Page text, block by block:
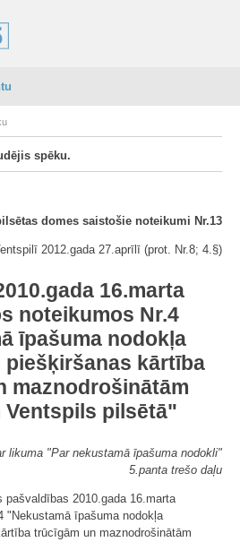
spēku.
domes saistošie noteikumi Nr.13
2012.gada 27.aprīlī (prot. Nr.8; 4.§)
16.marta
noteikumos Nr.4
īpašuma nodokļa
kārtība
maznodrošinātām
Ventspils pilsētā"
likuma "Par nekustamā īpašuma nodokli"
5.panta trešo daļu
pašvaldības 2010.gada 16.marta
"Nekustamā īpašuma nodokļa
trūcīgām un maznodrošinātām